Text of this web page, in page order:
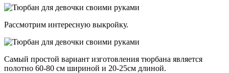
Рассмотрим интересную выкройку.
Самый простой вариант изготовления тюрбана является
полотно 60-80 см шириной и 20-25см длиной.